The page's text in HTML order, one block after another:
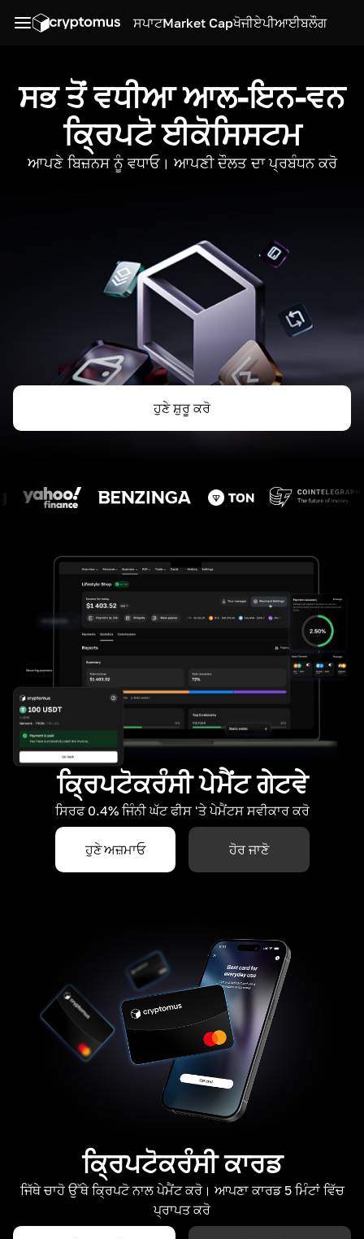
ਸਪਾਟMarket Capਖੋਜੀਏਪੀਆਈਬਲੌਗ
ਸਭ ਤੋਂ ਵਧੀਆ ਆਲ-ਇਨ-ਵਨ
ਕ੍ਰਿਪਟੋ ਈਕੋਸਿਸਟਮ
ਆਪਣੇ ਬਿਜ਼ਨਸ ਨੂੰ ਵਧਾਓ। ਆਪਣੀ ਦੌਲਤ ਦਾ ਪ੍ਰਬੰਧਨ ਕਰੋ
ਹੁਣੇ ਸ਼ੁਰੂ ਕਰੋ
ਕ੍ਰਿਪਟੋਕਰੰਸੀ ਪੇਮੈਂਟ ਗੇਟਵੇ
ਸਿਰਫ 0.4% ਜਿੰਨੀ ਘੱਟ ਫੀਸ 'ਤੇ ਪੇਮੈਂਟਸ ਸਵੀਕਾਰ ਕਰੋ
ਹੁਣੇ ਅਜ਼ਮਾਓ ਹੋਰ ਜਾਣੋ
ਕ੍ਰਿਪਟੋਕਰੰਸੀ ਕਾਰਡ
ਜਿੱਥੇ ਚਾਹੋ ਉੱਥੇ ਕ੍ਰਿਪਟੋ ਨਾਲ ਪੇਮੈਂਟ ਕਰੋ। ਆਪਣਾ ਕਾਰਡ 5 ਮਿੰਟਾਂ ਵਿੱਚ
ਪ੍ਰਾਪਤ ਕਰੋ